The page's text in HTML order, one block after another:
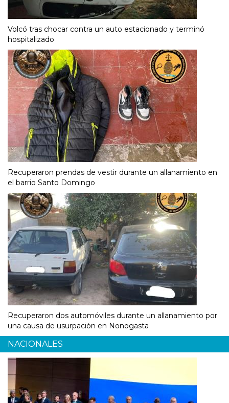
Volcó tras chocar contra un auto estacionado y terminó
hospitalizado
Recuperaron prendas de vestir durante un allanamiento en
el barrio Santo Domingo
Recuperaron dos automóviles durante un allanamiento por
una causa de usurpación en Nonogasta
NACIONALES